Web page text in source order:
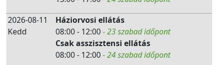
2026-08-11
Kedd
Háziorvosi ellátás
08:00 - 12:00- 23 szabad időpont
Csak asszisztensi ellátás
08:00 - 12:00- 24 szabad időpont